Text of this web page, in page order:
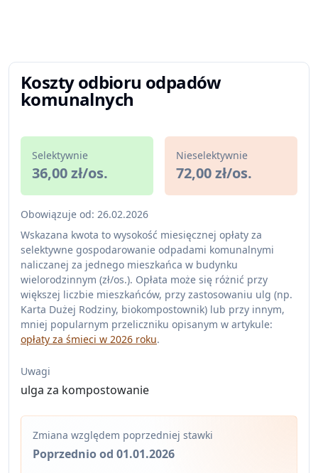
Koszty odbioru odpadów
komunalnych
Selektywnie
36,00 zł/os.
Nieselektywnie
72,00 zł/os.
Obowiązuje od: 26.02.2026
Wskazana kwota to wysokość miesięcznej opłaty za
selektywne gospodarowanie odpadami komunalnymi
naliczanej za jednego mieszkańca w budynku
wielorodzinnym (zł/os.). Opłata może się różnić przy
większej liczbie mieszkańców, przy zastosowaniu ulg (np.
Karta Dużej Rodziny, biokompostownik) lub przy innym,
mniej popularnym przeliczniku opisanym w artykule:
opłaty za śmieci w 2026 roku.
Uwagi
ulga za kompostowanie
Zmiana względem poprzedniej stawki
Poprzednio od 01.01.2026